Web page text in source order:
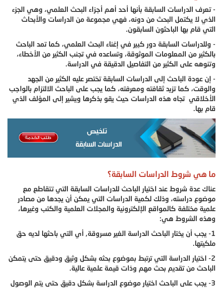
- تعرف الدراسات السابقة بأنها أحد أهم أجزاء البحث العلمي، وهي الجزء
الذي لا يكتمل البحث من دونه، فهي مجموعة من الدراسات والأبحاث
التي قام بها الباحثون السابقون.
- وللدراسات السابقة دور كبير في إغناء البحث العلمي، كما تمد الباحث
بالكثير من المعلومات الموثوقة، وتساعده في تجنب الكثير من الأخطاء،
وتنوهه على الكثير من التفاصيل الدقيقة في الدراسة.
- إن عودة الباحث إلى الدراسات السابقة تختصر عليه الكثير من الجهد
والوقت، كما تزيد ثقافته ومعرفته، كما يجب على الباحث الالتزام بالواجب
الأخلاقي تجاه هذه الدراسات حيث يقو بذكرها ويشير إلى المؤلف الذي
قام بها.
ما هي شروط الدراسات السابقة؟
عناك عدة شروط عند اختيار الباحث للدراسات السابقة التي تتقاطع مع
موضوع دراسته، وذلك لكمية الدراسات التي يمكن أن يجدها من مصادر
علمية مختلفة كالمواقع الإلكترونية والمجلات العلمية والكتب وغيرها،
وهذه الشروط هي:
1- يجب أن يختار الباحث الدراسة الغير مسروقة, أي التي باحثها لديه حق
ملكيتها.
2- اختيار الدراسة التي ترتبط بموضوع بحثه بشكل وثيق ودقيق حتى يتمكن
الباحث من تقديم بحث مهم وذات قيمة علمية عالية.
3- يجب على الباحث اختيار موضوع الدراسة بشكل دقيق حتى يتم الوصول